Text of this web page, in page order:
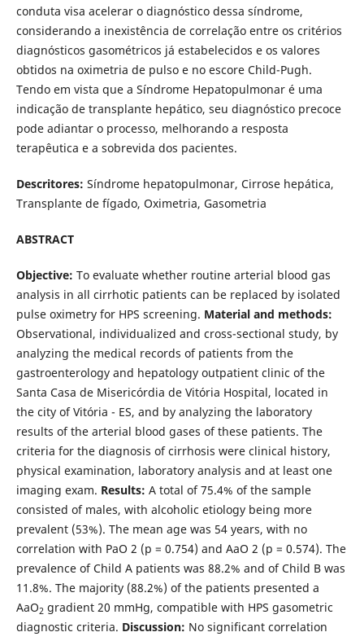
conduta visa acelerar o diagnóstico dessa sí­ndrome,
considerando a inexistência de correlação entre os critérios
diagnósticos gasométricos já estabelecidos e os valores
obtidos na oximetria de pulso e no escore Child-Pugh.
Tendo em vista que a Sí­ndrome Hepatopulmonar é uma
indicação de transplante hepático, seu diagnóstico precoce
pode adiantar o processo, melhorando a resposta
terapêutica e a sobrevida dos pacientes.
Descritores: Sí­ndrome hepatopulmonar, Cirrose hepática,
Transplante de fí­gado, Oximetria, Gasometria
ABSTRACT
Objective: To evaluate whether routine arterial blood gas
analysis in all cirrhotic patients can be replaced by isolated
pulse oximetry for HPS screening. Material and methods:
Observational, individualized and cross-sectional study, by
analyzing the medical records of patients from the
gastroenterology and hepatology outpatient clinic of the
Santa Casa de Misericórdia de Vitória Hospital, located in
the city of Vitória - ES, and by analyzing the laboratory
results of the arterial blood gases of these patients. The
criteria for the diagnosis of cirrhosis were clinical history,
physical examination, laboratory analysis and at least one
imaging exam. Results: A total of 75.4% of the sample
consisted of males, with alcoholic etiology being more
prevalent (53%). The mean age was 54 years, with no
correlation with PaO 2 (p = 0.754) and AaO 2 (p = 0.574). The
prevalence of Child A patients was 88.2% and of Child B was
11.8%. The majority (88.2%) of the patients presented a
AaO2 gradient 20 mmHg, compatible with HPS gasometric
diagnostic criteria. Discussion: No significant correlation